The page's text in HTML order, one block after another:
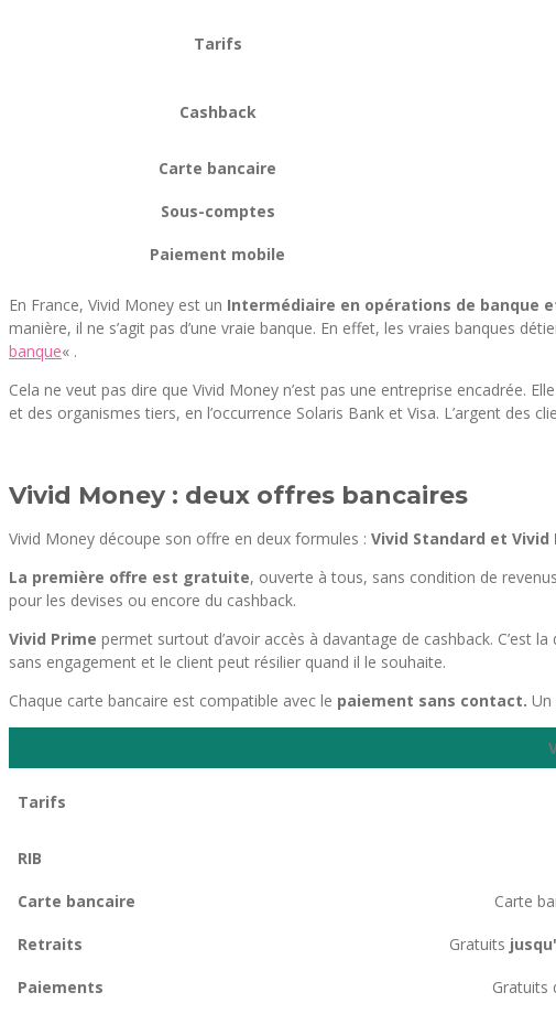
Tarifs
Cashback
Carte bancaire
Sous-comptes
Paiement mobile
En France, Vivid Money est un Intermédiaire en opérations de banque
manière, il ne s’agit pas d’une vraie banque. En effet, les vraies banques
banque« .
Cela ne veut pas dire que Vivid Money n’est pas une entreprise encadrée.
et des organismes tiers, en l’occurrence Solaris Bank et Visa. L’argent des
Vivid Money : deux offres bancaires
Vivid Money découpe son offre en deux formules : Vivid Standard et Vivid
La première offre est gratuite, ouverte à tous, sans condition de
pour les devises ou encore du cashback.
Vivid Prime permet surtout d’avoir accès à davantage de cashback. C’est
sans engagement et le client peut résilier quand il le souhaite.
Chaque carte bancaire est compatible avec le paiement sans contact. Un
Tarifs
RIB
Carte bancaire Carte
Retraits Gratuits
Paiements Gratuits